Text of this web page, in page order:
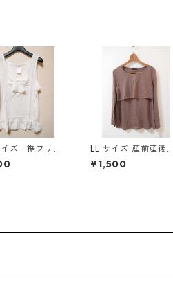
イズ 裾フリ
ン付きタンク
オフホワイ
LL サイズ 産前産後対
応 授乳口付き 長袖シ
ャツ マタニティ チャ
¥1,500